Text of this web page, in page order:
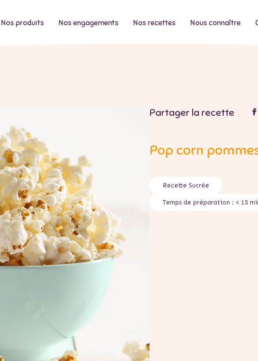
Nos produits Nos engagements Nos recettes Nous connaître
Partager la recette
Pop corn
Recette Sucrée
Temps de préparation : < 15